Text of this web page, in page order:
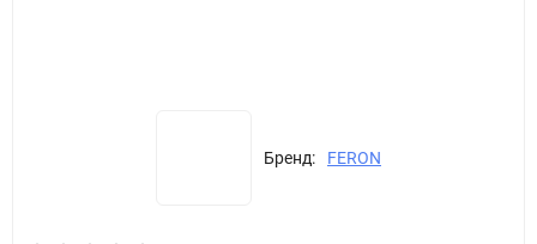
Бренд: FERON